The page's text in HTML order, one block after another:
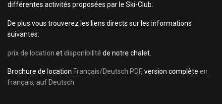
différentes activités proposées par le Ski-Club.
De plus vous trouverez les liens directs sur les informations
suivantes:
prix de location et disponibilité de notre chalet.
Brochure de location Français/Deutsch PDF, version complète en
français, auf Deutsch